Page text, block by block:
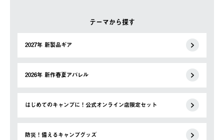
テーマから探す
2027年 新製品ギア
2026年 新作春夏アパレル
はじめてのキャンプに！公式オンライン店限定セット
防災！備えるキャンプグッズ